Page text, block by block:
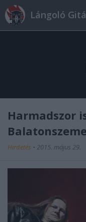
Lángoló
Harmadszor
Hirdetés • 2015. május 29.